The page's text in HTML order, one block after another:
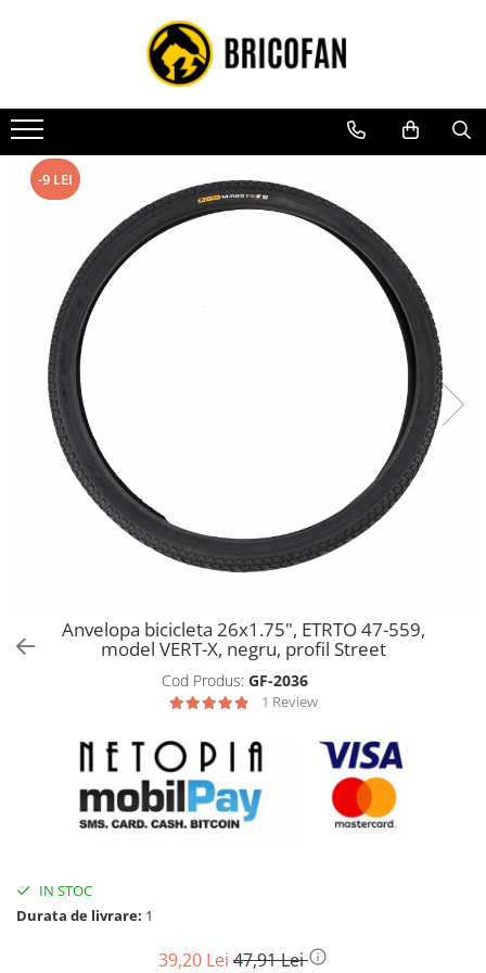
Toate Produsele
Vehicule electrice
Atv
Cu permis
Masini electrice
Motocross
Piese de schimb vehicule electrice
Scutere electrice
Scutere pe benzina
Tricicluri cargo fara permis
Tricicluri persoane
Trotinete electrice
Biciclete, trotinete, triciclete
Biciclete electrice
Motoburghie si accesorii
Accesorii motoburghie
Drujbe pe benzina
Drujbe cu acumulator
Consumabile drujbe, fierastraie
Unelte electrice busteni
Mori cereale si batoze porumb
Batoze - mori desfacat porumb
-9 LEI
Anvelopa bicicleta 26x1.75", ETRTO 47-559,
model VERT-X, negru, profil Street
Cod Produs: GF-2036
1 Review
IN STOC
Durata de livrare: 1
39,20 Lei 47,91 Lei